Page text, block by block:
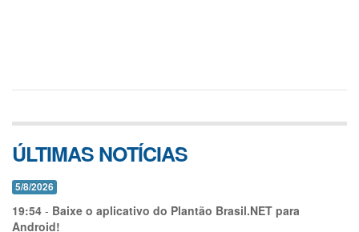
ÚLTIMAS NOTÍCIAS
5/8/2026
19:54 - Baixe o aplicativo do Plantão Brasil.NET para
Android!